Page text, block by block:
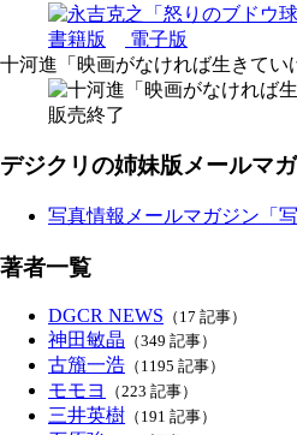
書籍版
電子版
十河進「映画がなければ生きてい
販売終了
デジクリの姉妹版メールマ
写真情報メールマガジン「
著者一覧
DGCR NEWS （17 記事）
神田敏晶 （349 記事）
古籏一浩 （1195 記事）
モモヨ （223 記事）
三井英樹 （191 記事）